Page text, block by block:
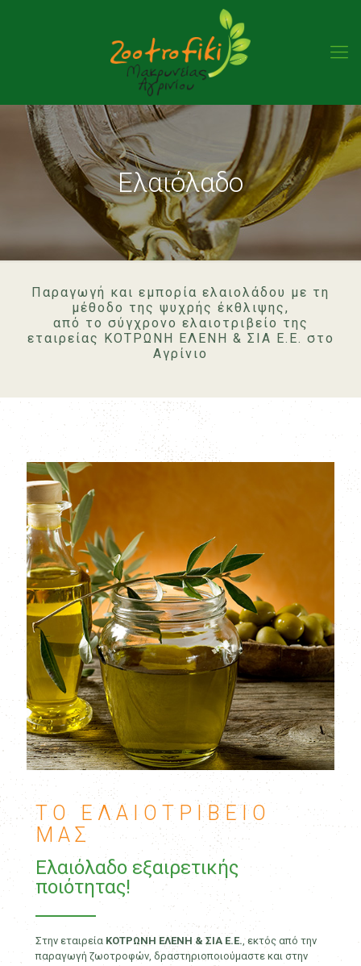
Ελαιόλαδο
Παραγωγή και εμπορία ελαιολάδου με τη
μέθοδο της ψυχρής έκθλιψης,
από το σύγχρονο ελαιοτριβείο της
εταιρείας ΚΟΤΡΩΝΗ ΕΛΕΝΗ & ΣΙΑ Ε.Ε. στο
Αγρίνιο
ΤΟ ΕΛΑΙΟΤΡΙΒΕΙΟ
ΜΑΣ
Ελαιόλαδο εξαιρετικής
ποιότητας!
Στην εταιρεία ΚΟΤΡΩΝΗ ΕΛΕΝΗ & ΣΙΑ Ε.Ε., εκτός από την
παραγωγή ζωοτροφών, δραστηριοποιούμαστε και στην